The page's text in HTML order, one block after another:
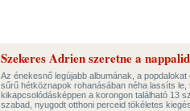
Szekeres Adrien szeretne a
Az énekesnő legújabb albumának, a
sűrű hétköznapok rohanásában néha lassíts
kikapcsolódásképpen a korongon található 13
szabad, nyugodt otthoni perceid tökéletes